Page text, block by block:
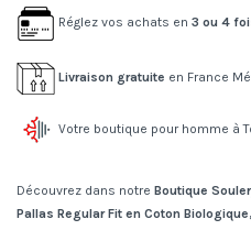
Réglez vos achats en 3 ou 4
Livraison gratuite en France
Votre boutique pour homme à
Découvrez dans notre Boutique
Pallas Regular Fit en Coton